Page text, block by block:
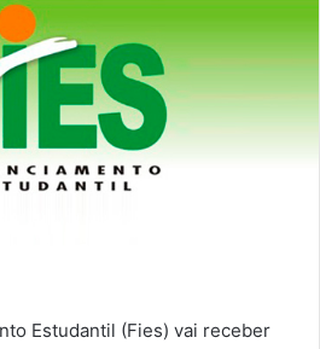
Estudantil (Fies) vai receber